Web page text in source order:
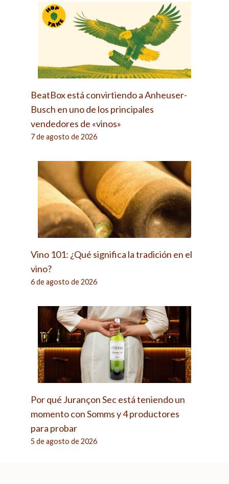
BeatBox está convirtiendo a Anheuser-
Busch en uno de los principales
vendedores de «vinos»
7 de agosto de 2026
Vino 101: ¿Qué significa la tradición en el
vino?
6 de agosto de 2026
Por qué Jurançon Sec está teniendo un
momento con Somms y 4 productores
para probar
5 de agosto de 2026